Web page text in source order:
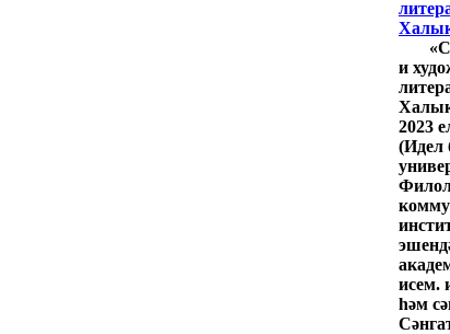
и
2023
(Идел
исем.
һәм